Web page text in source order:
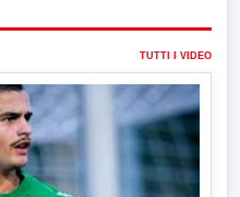
TUTTI I VIDEO